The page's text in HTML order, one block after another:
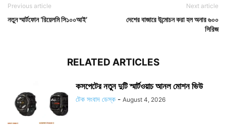
Previous article
নতুন স্মার্টফোন ‘রিয়েলমি সি১০০আই’
Next article
দেশের বাজারে উন্মোচন করা হল অনার ৬০০
সিরিজ
RELATED ARTICLES
কসপেটের নতুন দুটি স্মার্টওয়াচ আনল মোশন ভিউ
টেক সংবাদ ডেস্ক - August 4, 2026